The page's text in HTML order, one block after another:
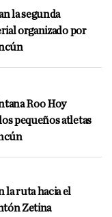
la segunda
organizado por
Roo Hoy
pequeños atletas
la ruta hacia el
Zetina